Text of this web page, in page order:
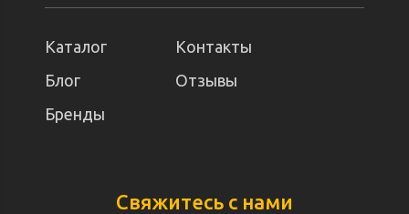
Каталог
Контакты
Блог
Отзывы
Бренды
Свяжитесь с нами